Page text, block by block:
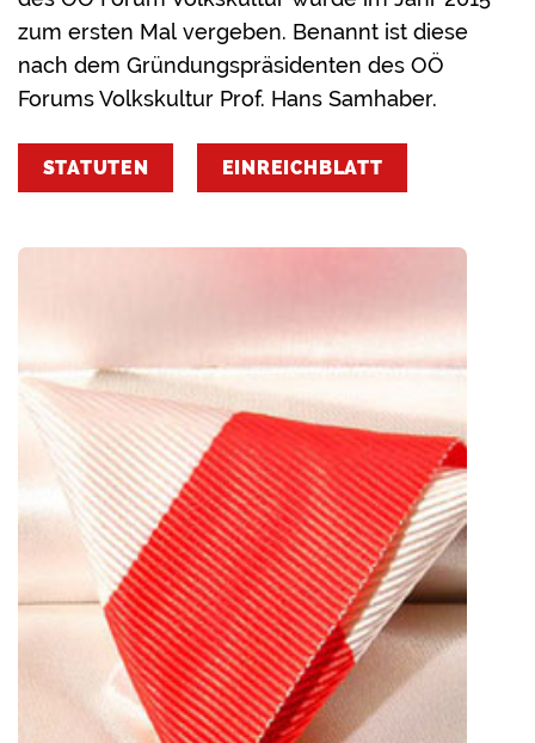
zum ersten Mal vergeben. Benannt ist diese
nach dem Gründungspräsidenten des OÖ
Forums Volkskultur Prof. Hans Samhaber.
STATUTEN EINREICHBLATT